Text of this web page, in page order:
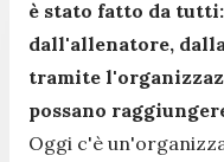
è stato fatto da
dall'allenatore,
tramite
possano
Oggi c'è